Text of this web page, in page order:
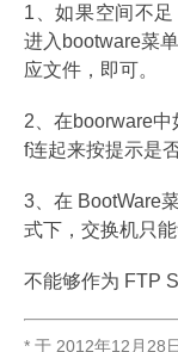
1、如果空间不
进入bootware菜
应文件，即可。
2、在boorware
f连起来按提示是
3、在 BootWare
式下，交换机只
不能够作为 FTP
* 于 2012年12月28